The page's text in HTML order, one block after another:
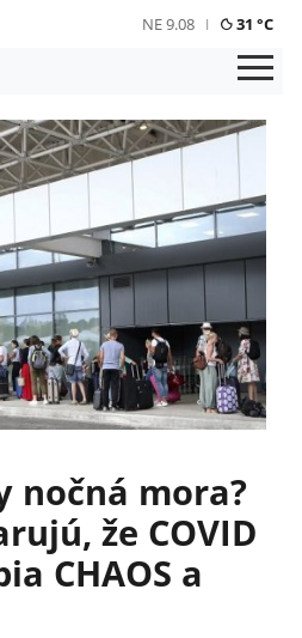
NE 9.08 31 °C
nočná mora?
že COVID
CHAOS a